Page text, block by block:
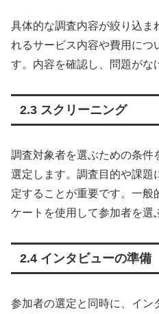
具体的な調査内容が絞り込ま
れるサービス内容や費用につ
す。内容を確認し、問題がな
2.3 スクリーニング
調査対象者を選ぶための条件
選定します。調査目的や課題
定することが重要です。一般
ケートを使用して参加者を選
2.4 インタビューの準備
参加者の選定と同時に、イン